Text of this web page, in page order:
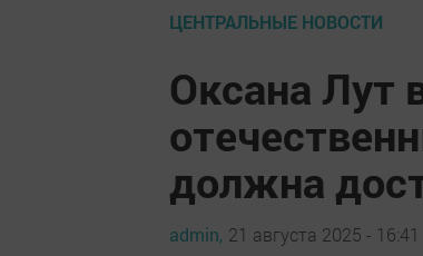
ЦЕНТРАЛЬНЫЕ НОВОСТИ
Оксана Лут
должна
admin, 21 августа 2025 - 16:41